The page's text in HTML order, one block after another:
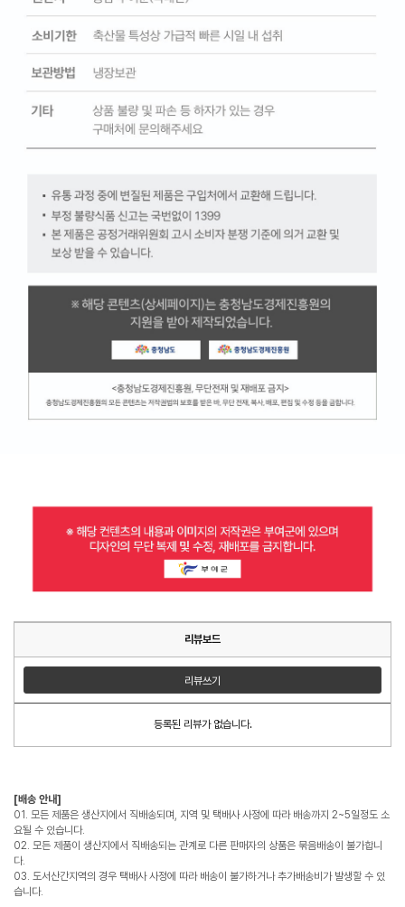
리뷰보드
리뷰쓰기
등록된 리뷰가 없습니다.
[배송 안내]
01. 모든 제품은 생산지에서 직배송되며, 지역 및 택배사 사정에 따라 배송까지 2~5일정도 소
요될 수 있습니다.
02. 모든 제품이 생산지에서 직배송되는 관계로 다른 판매자의 상품은 묶음배송이 불가합니
다.
03. 도서산간지역의 경우 택배사 사정에 따라 배송이 불가하거나 추가배송비가 발생할 수 있
습니다.